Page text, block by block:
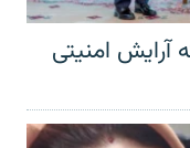
امنیتی